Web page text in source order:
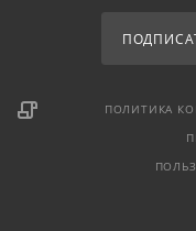
ПОЛИТИКА